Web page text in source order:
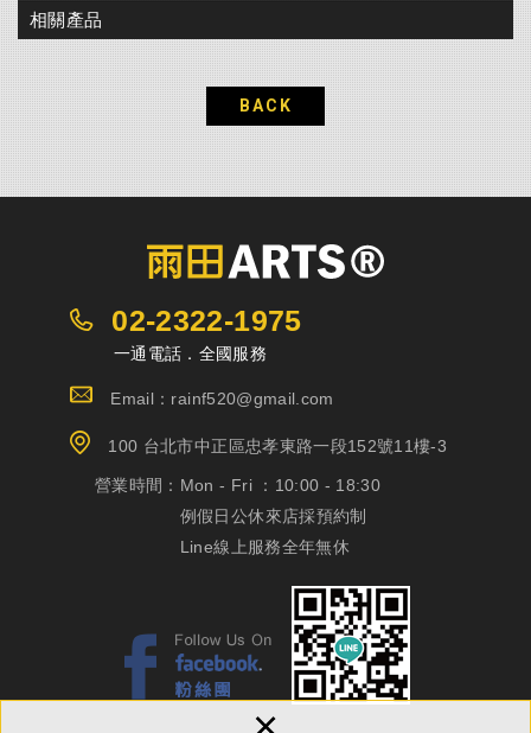
相關產品
BACK
02-2322-1975
一通電話．全國服務
Email：rainf520@gmail.com
100 台北市中正區忠孝東路一段152號11樓-3
營業時間： Mon - Fri ：10:00 - 18:30
例假日公休來店採預約制
Line線上服務全年無休